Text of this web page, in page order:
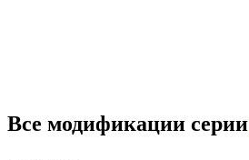
Все модификации серии